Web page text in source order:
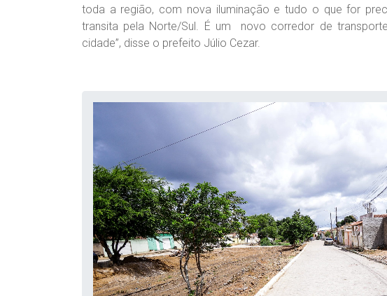
toda a região, com nova iluminação e tudo o que for
transita pela Norte/Sul. É um novo corredor de
cidade”, disse o prefeito Júlio Cezar.